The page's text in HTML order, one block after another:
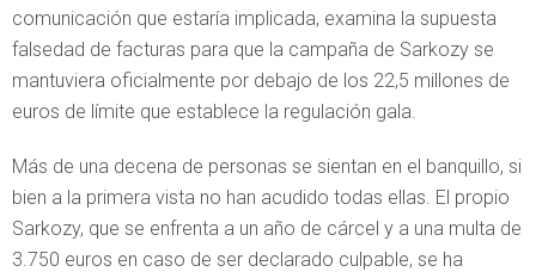
comunicación que estaría implicada, examina la supuesta
falsedad de facturas para que la campaña de Sarkozy se
mantuviera oficialmente por debajo de los 22,5 millones de
euros de límite que establece la regulación gala.
Más de una decena de personas se sientan en el banquillo, si
bien a la primera vista no han acudido todas ellas. El propio
Sarkozy, que se enfrenta a un año de cárcel y a una multa de
3.750 euros en caso de ser declarado culpable, se ha